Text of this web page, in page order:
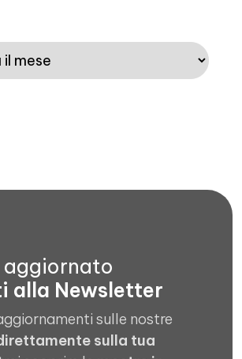
aggiornato
alla Newsletter
sulle nostre
sulla tua